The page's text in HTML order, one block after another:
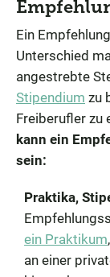
Ein
Unterschied
angestrebte
Stipendium zu
Freiberufler zu
kann ein
sein:
Praktika,
ein Praktikum
an einer